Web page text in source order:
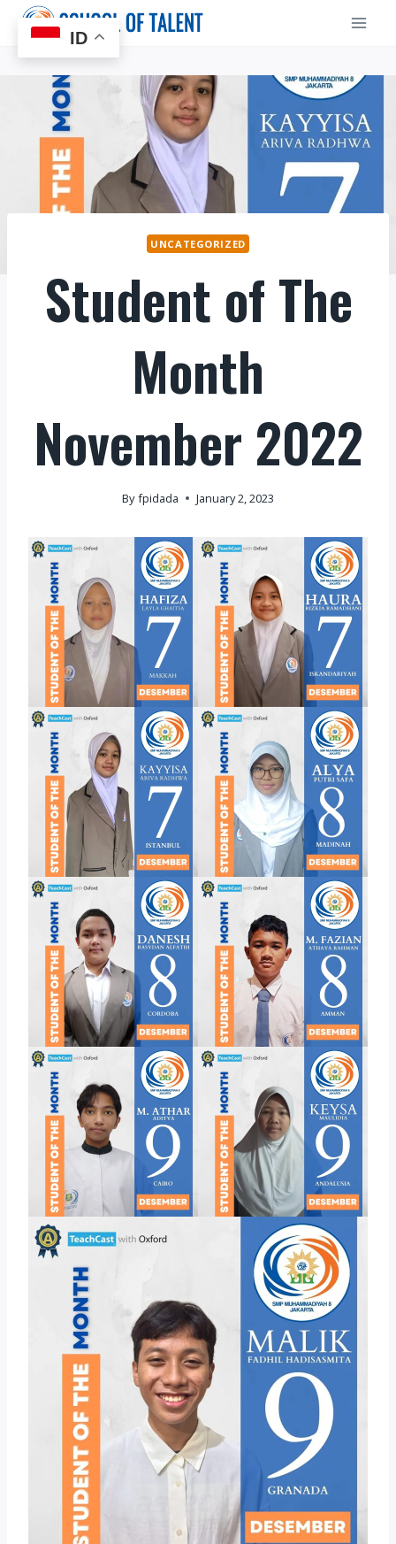
Skip
content
UNCATEGORIZED
Student of The
Month
November 2022
Byfpidada January 2, 2023
ID